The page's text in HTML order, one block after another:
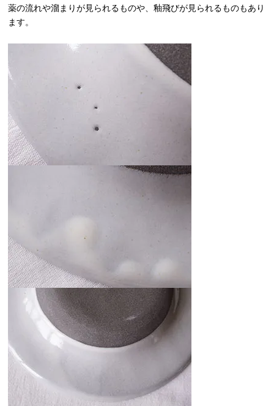
薬の流れや溜まりが見られるものや、釉飛びが見られるものもあり
ます。